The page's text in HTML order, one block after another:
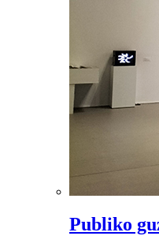
Publiko